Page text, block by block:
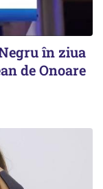
în ziua
de Onoare